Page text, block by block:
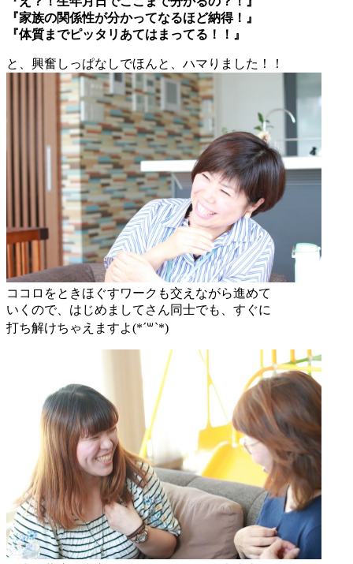
『家族の関係性が分かってなるほど納得！』
『体質までピッタリあてはまってる！！』
と、興奮しっぱなしでほんと、ハマりました！！
ココロをときほぐすワークも交えながら進めて
いくので、はじめましてさん同士でも、すぐに
打ち解けちゃえますよ(*´꒳`*)